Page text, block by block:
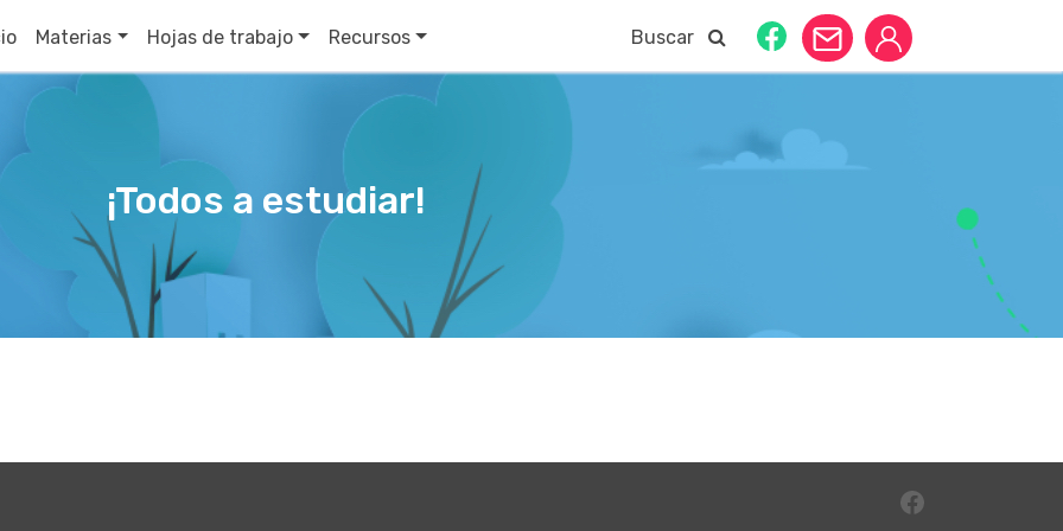
Materias Hojas de trabajo Recursos Buscar
¡Todos a estudiar!